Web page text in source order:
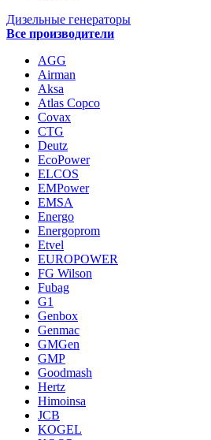
Дизельные генераторы
Все производители
AGG
Airman
Aksa
Atlas Copco
Covax
CTG
Deutz
EcoPower
ELCOS
EMPower
EMSA
Energo
Energoprom
Etvel
EUROPOWER
FG Wilson
Fubag
G1
Genbox
Genmac
GMGen
GMP
Goodmash
Hertz
Himoinsa
JCB
KOGEL